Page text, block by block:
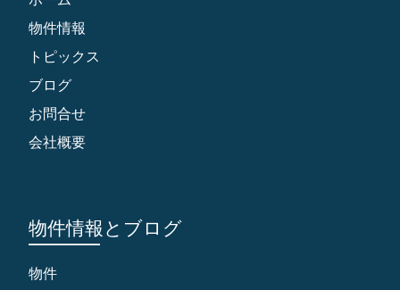
物件情報
トピックス
ブログ
お問合せ
会社概要
物件情報とブログ
物件